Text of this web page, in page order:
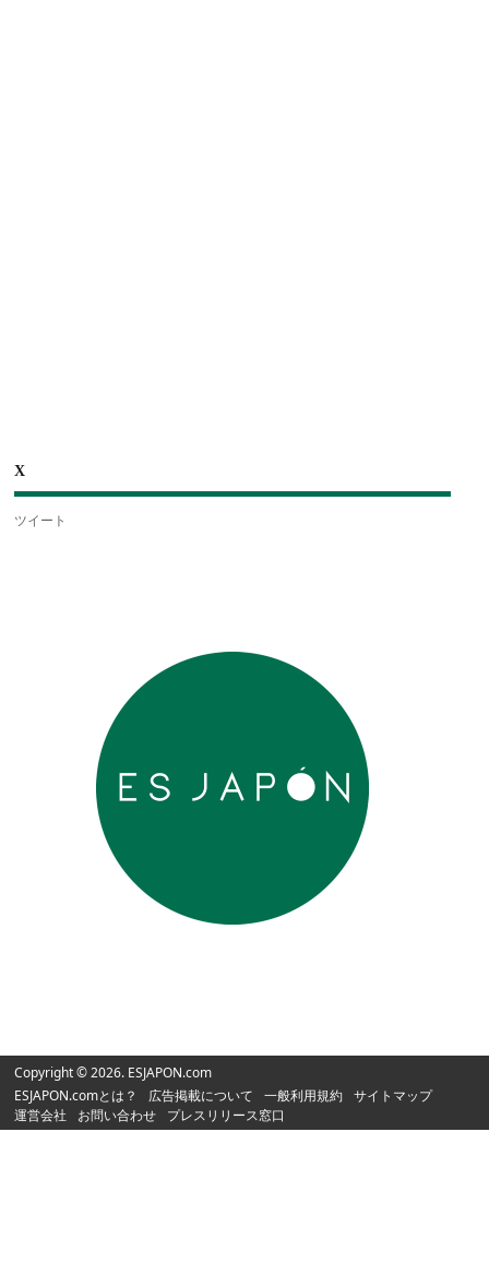
X
ツイート
Copyright © 2026. ESJAPON.com
ESJAPON.comとは？
広告掲載について 一般利用規約
サイトマップ
運営会社
お問い合わせ プレスリリース窓口